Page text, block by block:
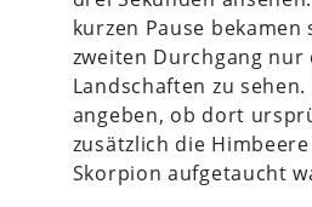
kurzen Pause bekamen
zweiten Durchgang nur
Landschaften zu
angeben, ob dort
zusätzlich die
Skorpion aufgetaucht